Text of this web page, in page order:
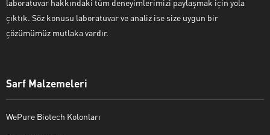
laboratuvar hakkındaki tüm deneyimlerimizi paylaşmak için yola
çıktık. Söz konusu laboratuvar ve analiz ise size uygun bir
çözümümüz mutlaka vardır.
Sarf Malzemeleri
WePure Biotech Kolonları